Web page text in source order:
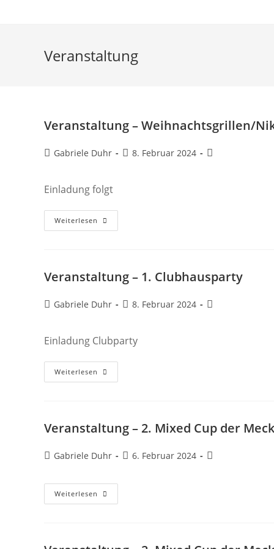
website
Veranstaltung
Veranstaltung – Weihnachtsgrillen/
Beitrags-
Gabriele Duhr
Beitrag
8. Februar 2024
Beitrags-
Einladung folgt
Weiterlesen Veranstaltung
–
Veranstaltung – 1. Clubhausparty
Beitrags-
Gabriele Duhr
Beitrag
8. Februar 2024
Beitrags-
Einladung Clubparty
Weiterlesen Veranstaltung
–
Veranstaltung – 2. Mixed Cup der
Beitrags-
Gabriele Duhr
Beitrag
6. Februar 2024
Beitrags-
Weiterlesen Veranstaltung
–
Mecklenburgischen